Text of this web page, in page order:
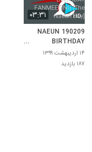
۰۳:۳۱ HD
190209 NAEUN
BIRTHDAY
FANMEETING [The
Naeun Day]
۱۴ اردیبهشت ۱۳۹۹
۱۸۷ بازدید